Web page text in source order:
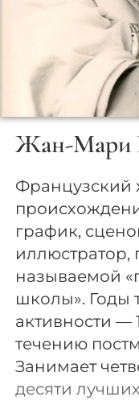
Жан-Мари
Французский
график,
иллюстратор,
называемой
школы». Годы
активности —
течению
Занимает
десяти